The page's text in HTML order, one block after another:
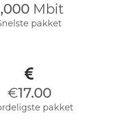
Mbit
pakket
€17.00
pakket